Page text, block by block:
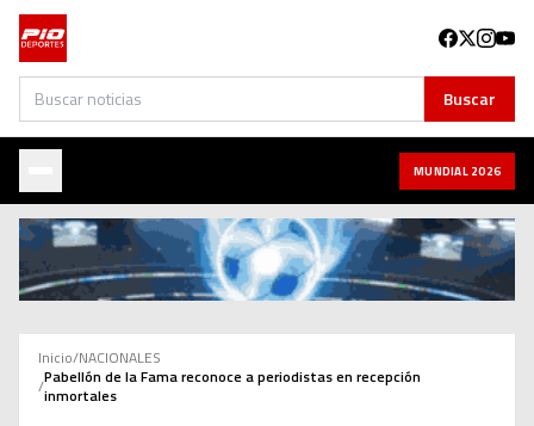
Buscar Buscar
MUNDIAL 2026
Inicio/NACIONALES
/Pabellón de la Fama reconoce a periodistas en recepción
inmortales